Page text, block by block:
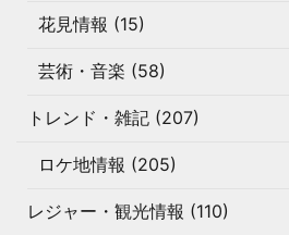
花見情報 (15)
芸術・音楽 (58)
トレンド・雑記 (207)
ロケ地情報 (205)
レジャー・観光情報 (110)